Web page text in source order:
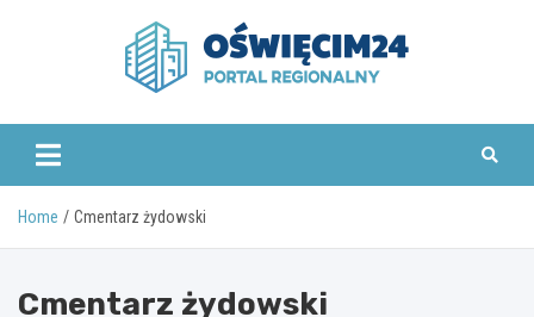
www.oswiecim24.pl
Home Cmentarz żydowski
Cmentarz żydowski